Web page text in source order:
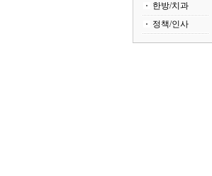
한방/치과
정책/인사